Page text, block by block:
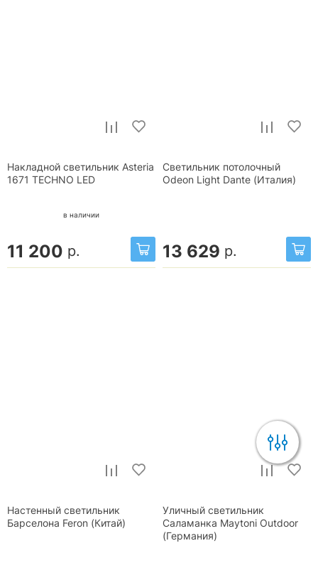
Накладной светильник Asteria
1671 TECHNO LED
в наличии
11 200 р.
Светильник потолочный
Odeon Light Dante (Италия)
13 629 р.
Настенный светильник
Барселона Feron (Китай)
Уличный светильник
Саламанка Maytoni Outdoor
(Германия)